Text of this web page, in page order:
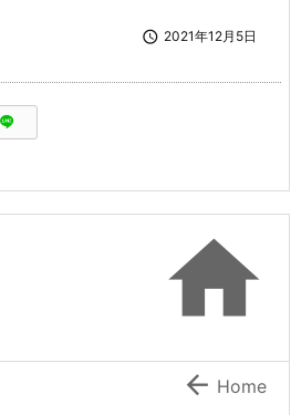
 2021年12月5日
開きます）
ィンドウで開きます）
（新しいウィンドウで開きます）

 Home